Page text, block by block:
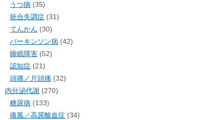
うつ病 (35)
統合失調症 (31)
てんかん (30)
パーキンソン病 (42)
睡眠障害 (52)
認知症 (21)
頭痛／片頭痛 (32)
内分泌代謝 (270)
糖尿病 (133)
痛風／高尿酸血症 (34)